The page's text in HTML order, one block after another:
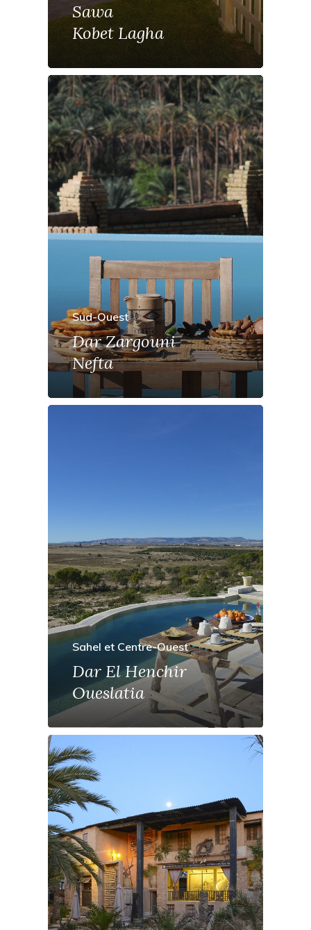
Sawa
Kobet Lagha
Sud-Ouest
Dar Zargouni
Nefta
Sahel et Centre-Ouest
Dar El Henchir
Oueslatia